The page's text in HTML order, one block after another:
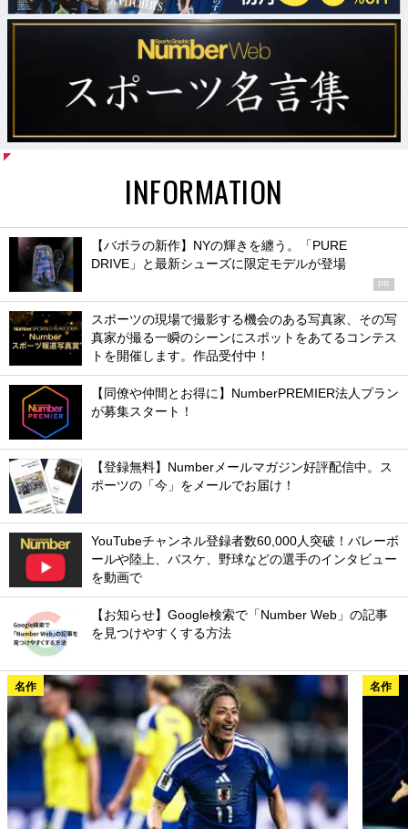
INFORMATION
【バボラの新作】NYの輝きを纏う。「PURE
DRIVE」と最新シューズに限定モデルが登場
PR
スポーツの現場で撮影する機会のある写真家、その写
真家が撮る一瞬のシーンにスポットをあてるコンテス
トを開催します。作品受付中！
【同僚や仲間とお得に】NumberPREMIER法人プラン
が募集スタート！
【登録無料】Numberメールマガジン好評配信中。ス
ポーツの「今」をメールでお届け！
YouTubeチャンネル登録者数60,000人突破！バレーボ
ールや陸上、バスケ、野球などの選手のインタビュー
を動画で
【お知らせ】Google検索で「Number Web」の記事
を見つけやすくする方法
名作 名作